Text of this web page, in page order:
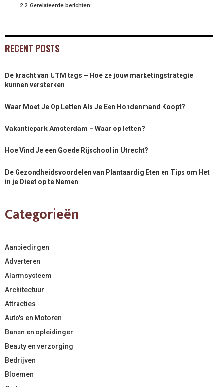
Gerelateerde berichten:
RECENT POSTS
De kracht van UTM tags – Hoe ze jouw marketingstrategie
kunnen versterken
Waar Moet Je Op Letten Als Je Een Hondenmand Koopt?
Vakantiepark Amsterdam – Waar op letten?
Hoe Vind Je een Goede Rijschool in Utrecht?
De Gezondheidsvoordelen van Plantaardig Eten en Tips om Het
in je Dieet op te Nemen
Categorieën
Aanbiedingen
Adverteren
Alarmsysteem
Architectuur
Attracties
Auto's en Motoren
Banen en opleidingen
Beauty en verzorging
Bedrijven
Bloemen